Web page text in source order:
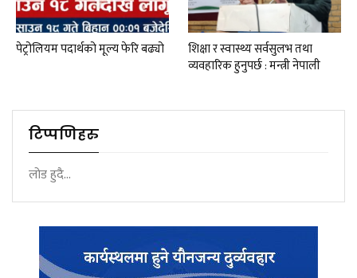
पेट्रोलियम पदार्थको मूल्य फेरि बढ्यो
शिक्षा र स्वास्थ्य सर्वसुलभ तथा
व्यवहारिक हुनुपर्छ : मन्त्री नेपाली
टिप्पणिहरु
लोड हुदै...